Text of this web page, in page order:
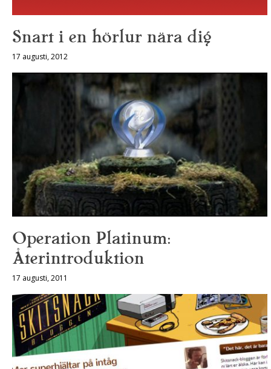
Snart i en hörlur nära dig
17 augusti, 2012
Operation Platinum:
Återintroduktion
17 augusti, 2011